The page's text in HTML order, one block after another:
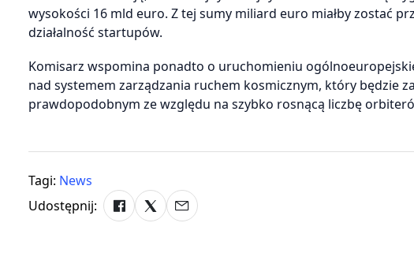
wysokości 16 mld euro. Z tej sumy miliard euro miałby zostać
działalność startupów.
Komisarz wspomina ponadto o uruchomieniu
nad systemem zarządzania ruchem kosmicznym, który będzie
prawdopodobnym ze względu na szybko rosnącą liczbę
Tagi: News
Udostępnij: